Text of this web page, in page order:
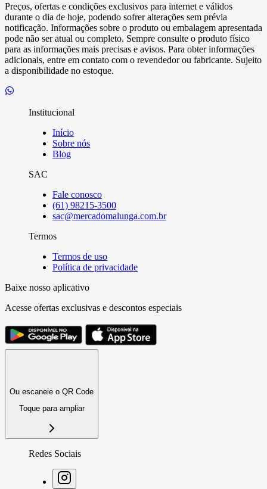
Preços, ofertas e condições exclusivos para internet e válidos
durante o dia de hoje, podendo sofrer alterações sem prévia
notificação. Informações sobre o produto ou embalagem apresentada
pode não ser atual ou completo. Sempre consulte o produto físico
para as informações mais precisas e avisos. Para obter informações
adicionais, entre em contato com o revendedor ou fabricante. Sujeito
a disponibilidade no estoque.
Institucional
Início
Sobre nós
Blog
SAC
Fale conosco
(61) 98215-3500
sac@mercadomalunga.com.br
Termos
Termos de uso
Política de privacidade
Baixe nosso aplicativo
Acesse ofertas exclusivas e descontos especiais
Ou escaneie o QR Code
Toque para ampliar
Redes Sociais